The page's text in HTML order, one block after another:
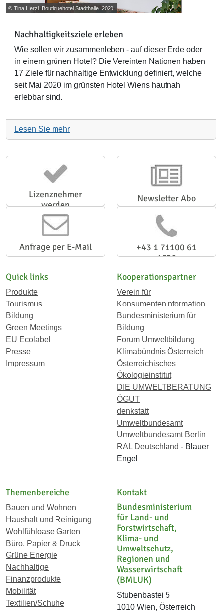
© Tina Herzl. Boutiquehotel Stadthalle. 2020.
Nachhaltigkeitsziele erleben
Wie sollen wir zusammenleben - auf dieser Erde oder
in einem grünen Hotel? Die Vereinten Nationen haben
17 Ziele für nachhaltige Entwicklung definiert, welche
seit Mai 2020 im grünsten Hotel Wiens hautnah
erlebbar sind.
Lesen Sie mehr
Lizenznehmer
werden
Newsletter Abo
Anfrage per E-Mail
+43 1 71100 61
1656
Quick links
Produkte
Tourismus
Bildung
Green Meetings
EU Ecolabel
Presse
Impressum
Kooperationspartner
Verein für
Konsumenteninformation
Bundesministerium für
Bildung
Forum Umweltbildung
Klimabündnis Österreich
Österreichisches
Ökologieinstitut
DIE UMWELTBERATUNG
ÖGUT
denkstatt
Umweltbundesamt
Umweltbundesamt Berlin
RAL Deutschland - Blauer
Engel
Themenbereiche
Bauen und Wohnen
Haushalt und Reinigung
Wohlfühloase Garten
Büro, Papier & Druck
Grüne Energie
Nachhaltige
Finanzprodukte
Mobilität
Textilien/Schuhe
Kontakt
Bundesministerium
für Land- und
Forstwirtschaft,
Klima- und
Umweltschutz,
Regionen und
Wasserwirtschaft
(BMLUK)
Stubenbastei 5
1010 Wien, Österreich